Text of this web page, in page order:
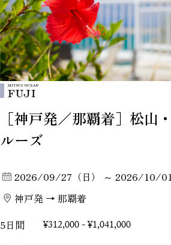
［神戸発／那覇着］松山
ルーズ
2026/09/27（日） ～ 2026/10/01
神戸発 → 那覇着
5日間
¥312,000 - ¥1,041,000